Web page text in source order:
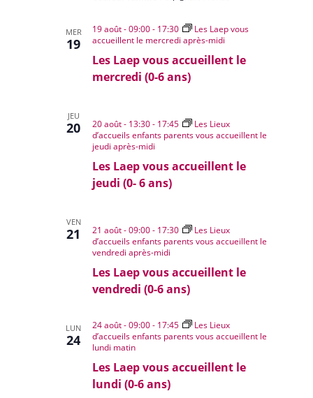
MER
19
Les Laep vous accueillent le
mercredi (0-6 ans)
19 août - 09:00- 17:30
Les Laep vous
accueillent le mercredi après-midi
JEU
20
Les Laep vous accueillent le
jeudi (0- 6 ans)
20 août - 13:30- 17:45
Les Lieux
d’accueils enfants parents vous accueillent le
jeudi après-midi
VEN
21
Les Laep vous accueillent le
vendredi (0-6 ans)
21 août - 09:00- 17:30
Les Lieux
d’accueils enfants parents vous accueillent le
vendredi après-midi
LUN
24
Les Laep vous accueillent le
lundi (0-6 ans)
24 août - 09:00- 17:45
Les Lieux
d’accueils enfants parents vous accueillent le
lundi matin